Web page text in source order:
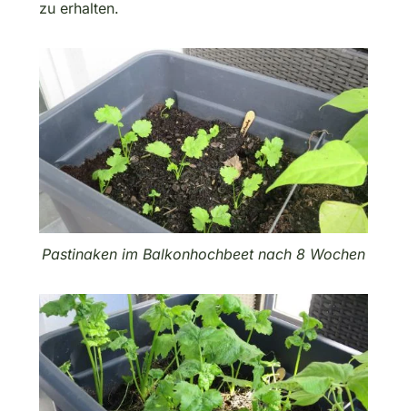
zu erhalten.
Pastinaken im Balkonhochbeet nach 8 Wochen